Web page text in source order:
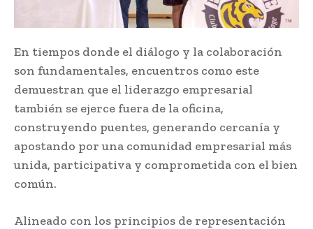
En tiempos donde el diálogo y la colaboración
son fundamentales, encuentros como este
demuestran que el liderazgo empresarial
también se ejerce fuera de la oficina,
construyendo puentes, generando cercanía y
apostando por una comunidad empresarial más
unida, participativa y comprometida con el bien
común.
Alineado con los principios de representación